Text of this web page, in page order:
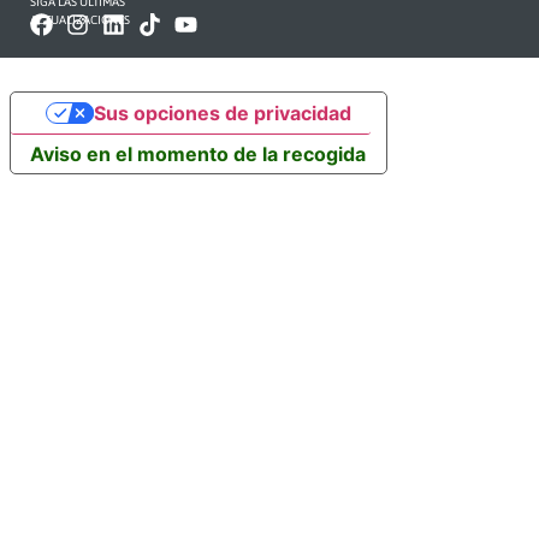
ACTUALIZACIONES
Aviso en el momento de la recogida
Sus opciones de privacidad